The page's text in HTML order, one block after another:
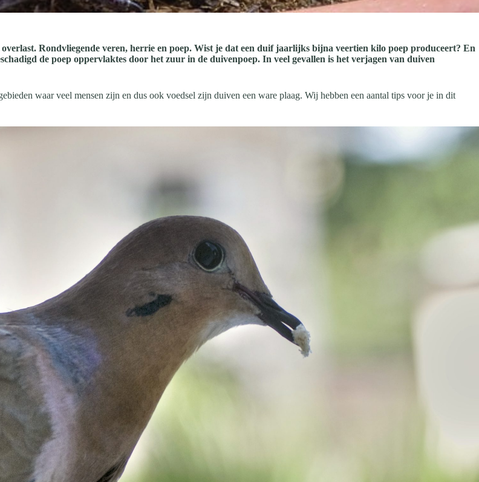
overlast. Rondvliegende veren, herrie en poep. Wist je dat een duif jaarlijks bijna veertien kilo poep produceert? En
de poep oppervlaktes door het zuur in de duivenpoep. In veel gevallen is het verjagen van duiven
waar veel mensen zijn en dus ook voedsel zijn duiven een ware plaag. Wij hebben een aantal tips voor je in dit